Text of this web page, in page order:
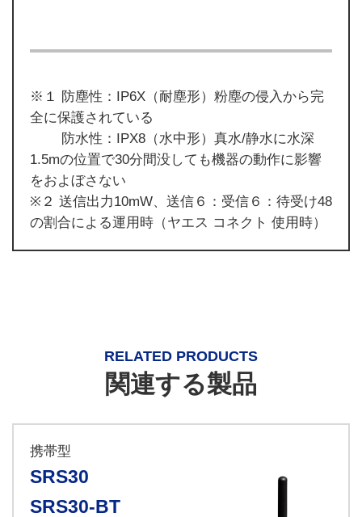
※１ 防塵性：IP6X（耐塵形）粉塵の侵入から完
全に保護されている
防水性：IPX8（水中形）真水/静水に水深
1.5mの位置で30分間没しても機器の動作に影響
をおよぼさない
※２ 送信出力10mW、送信６：受信６：待受け48
の割合による運用時（ヤエス コネクト 使用時）
RELATED PRODUCTS
関連する製品
携帯型
SRS30
SRS30-BT